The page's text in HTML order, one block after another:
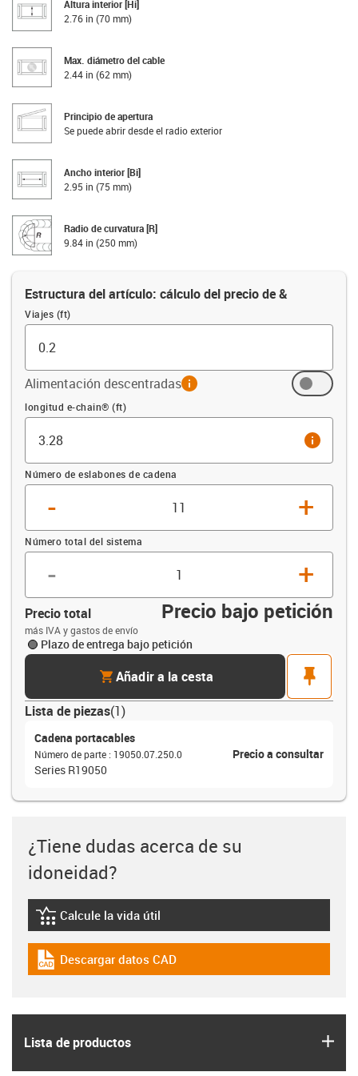
Altura interior [Hi]
2.76 in (70 mm)
Max. diámetro del cable
2.44 in (62 mm)
Principio de apertura
Se puede abrir desde el radio exterior
Ancho interior [Bi]
2.95 in (75 mm)
Radio de curvatura [R]
9.84 in (250 mm)
Estructura del artículo: cálculo del precio de &
Viajes (ft)
Alimentación descentradasinfo
Compensación (ft)
longitud e-chain® (ft)
info
Número de eslabones de cadena
- +
Número total del sistema
- +
Precio total Precio bajo petición
más IVA y gastos de envío
Plazo de entrega bajo petición
cartAñadir a la cesta
pin
Lista de piezas(1)
Cadena portacables
Número de parte : 19050.07.250.0
Precio a consultar
Series R19050
¿Tiene dudas acerca de su
idoneidad?
igus-icon-lebensdauerrechner
Calcule la vida útil
igus-icon-cad-dateien
Descargar datos CAD
Lista de productos